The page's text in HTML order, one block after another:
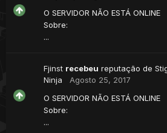
O SERVIDOR NÃO ESTÁ ONLINE
Sobre:
...
Fjinst recebeu reputação de
Ninja
Agosto 25, 2017
O SERVIDOR NÃO ESTÁ ONLINE
Sobre:
...